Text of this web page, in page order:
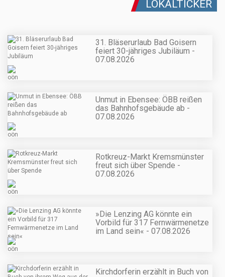
LOKALTICKER
31. Bläserurlaub Bad Goisern
feiert 30-jähriges Jubiläum -
07.08.2026
Unmut in Ebensee: ÖBB reißen
das Bahnhofsgebäude ab -
07.08.2026
Rotkreuz-Markt Kremsmünster
freut sich über Spende -
07.08.2026
»Die Lenzing AG könnte ein
Vorbild für 317 Fernwärmenetze
im Land sein« - 07.08.2026
Kirchdorferin erzählt in Buch von